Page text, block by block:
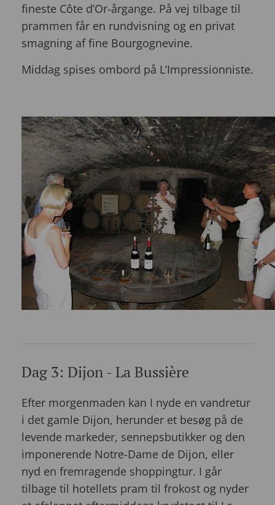
fineste Côte d’Or-årgange. På vej tilbage til
prammen får en rundvisning og en privat
smagning af fine Bourgognevine.
Middag spises ombord på L’Impressionniste.
Dag 3: Dijon - La Bussière
Efter morgenmaden kan I nyde en vandretur
i det gamle Dijon, herunder et besøg på de
levende markeder, sennepsbutikker og den
imponerende Notre-Dame de Dijon, eller
nyd en fremragende shoppingtur. I går
tilbage til hotellets pram til frokost og nyder